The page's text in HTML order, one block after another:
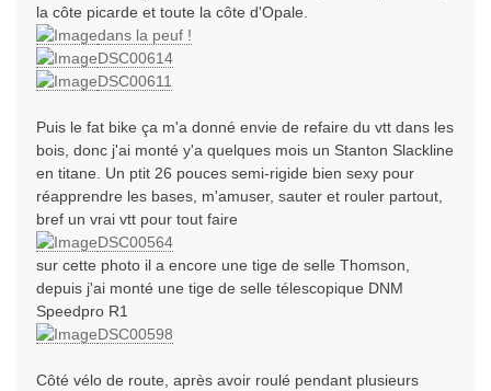
la côte picarde et toute la côte d'Opale.
dans la peuf !
DSC00614
DSC00611
Puis le fat bike ça m'a donné envie de refaire du vtt dans les
bois, donc j'ai monté y'a quelques mois un Stanton Slackline
en titane. Un ptit 26 pouces semi-rigide bien sexy pour
réapprendre les bases, m'amuser, sauter et rouler partout,
bref un vrai vtt pour tout faire
DSC00564
sur cette photo il a encore une tige de selle Thomson,
depuis j'ai monté une tige de selle télescopique DNM
Speedpro R1
DSC00598
Côté vélo de route, après avoir roulé pendant plusieurs